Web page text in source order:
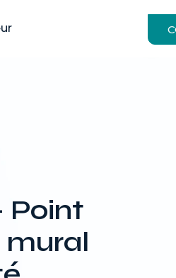
HPI 100TP - Point d'utilisation mural
Point